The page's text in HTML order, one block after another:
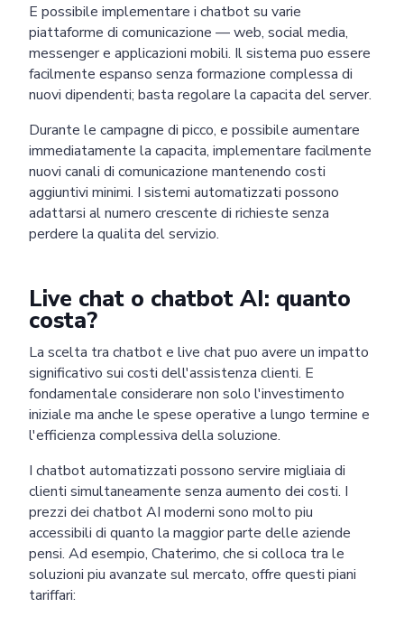
E possibile implementare i chatbot su varie
piattaforme di comunicazione — web, social media,
messenger e applicazioni mobili. Il sistema puo essere
facilmente espanso senza formazione complessa di
nuovi dipendenti; basta regolare la capacita del server.
Durante le campagne di picco, e possibile aumentare
immediatamente la capacita, implementare facilmente
nuovi canali di comunicazione mantenendo costi
aggiuntivi minimi. I sistemi automatizzati possono
adattarsi al numero crescente di richieste senza
perdere la qualita del servizio.
Live chat o chatbot AI: quanto
costa?
La scelta tra chatbot e live chat puo avere un impatto
significativo sui costi dell'assistenza clienti. E
fondamentale considerare non solo l'investimento
iniziale ma anche le spese operative a lungo termine e
l'efficienza complessiva della soluzione.
I chatbot automatizzati possono servire migliaia di
clienti simultaneamente senza aumento dei costi. I
prezzi dei chatbot AI moderni sono molto piu
accessibili di quanto la maggior parte delle aziende
pensi. Ad esempio, Chaterimo, che si colloca tra le
soluzioni piu avanzate sul mercato, offre questi piani
tariffari: